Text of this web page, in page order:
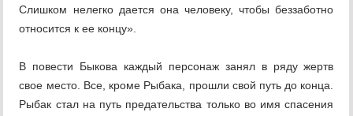
Слиш­ком нелегко дается она человеку, чтобы без­заботно
относится к ее концу».
В повести Быкова каждый персонаж за­нял в ряду жертв
свое место. Все, кроме Рыбака, прошли свой путь до конца.
Рыбак стал на путь предательства только во имя спасения